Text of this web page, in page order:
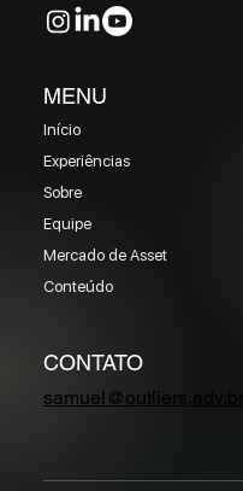
Início
Experiências
Sobre
Equipe
Mercado de Asset
Conteúdo
MENU
samuel@outliers.adv.br
CONTATO